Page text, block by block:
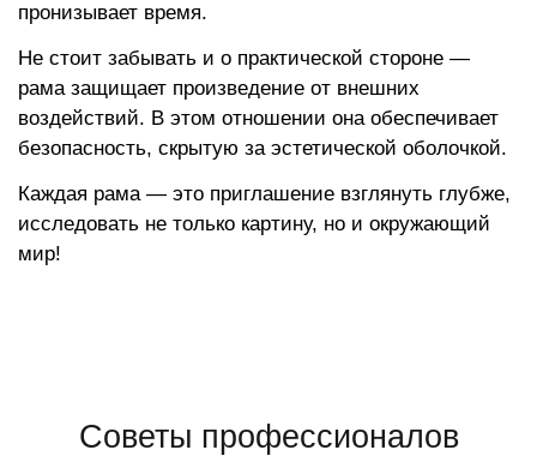
пронизывает время.
Не стоит забывать и о практической стороне —
рама защищает произведение от внешних
воздействий. В этом отношении она обеспечивает
безопасность, скрытую за эстетической оболочкой.
Каждая рама — это приглашение взглянуть глубже,
исследовать не только картину, но и окружающий
мир!
Советы профессионалов